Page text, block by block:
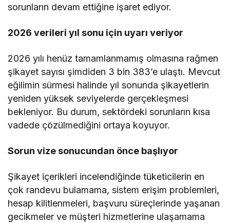
sorunların devam ettiğine işaret ediyor.
2026 verileri yıl sonu için uyarı veriyor
2026 yılı henüz tamamlanmamış olmasına rağmen
şikayet sayısı şimdiden 3 bin 383’e ulaştı. Mevcut
eğilimin sürmesi halinde yıl sonunda şikayetlerin
yeniden yüksek seviyelerde gerçekleşmesi
bekleniyor. Bu durum, sektördeki sorunların kısa
vadede çözülmediğini ortaya koyuyor.
Sorun vize sonucundan önce başlıyor
Şikayet içerikleri incelendiğinde tüketicilerin en
çok randevu bulamama, sistem erişim problemleri,
hesap kilitlenmeleri, başvuru süreçlerinde yaşanan
gecikmeler ve müşteri hizmetlerine ulaşamama